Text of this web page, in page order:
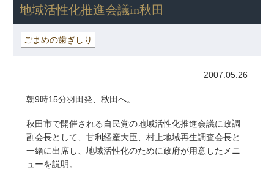
地域活性化推進会議in秋田
ごまめの歯ぎしり
2007.05.26
朝9時15分羽田発、秋田へ。
秋田市で開催される自民党の地域活性化推進会議に政調
副会長として、甘利経産大臣、村上地域再生調査会長と
一緒に出席し、地域活性化のために政府が用意したメニ
ューを説明。